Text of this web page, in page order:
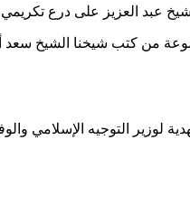
عبد العزيز على درع
من كتب شيخنا الشيخ سعد
لوزير التوجيه الإسلامي